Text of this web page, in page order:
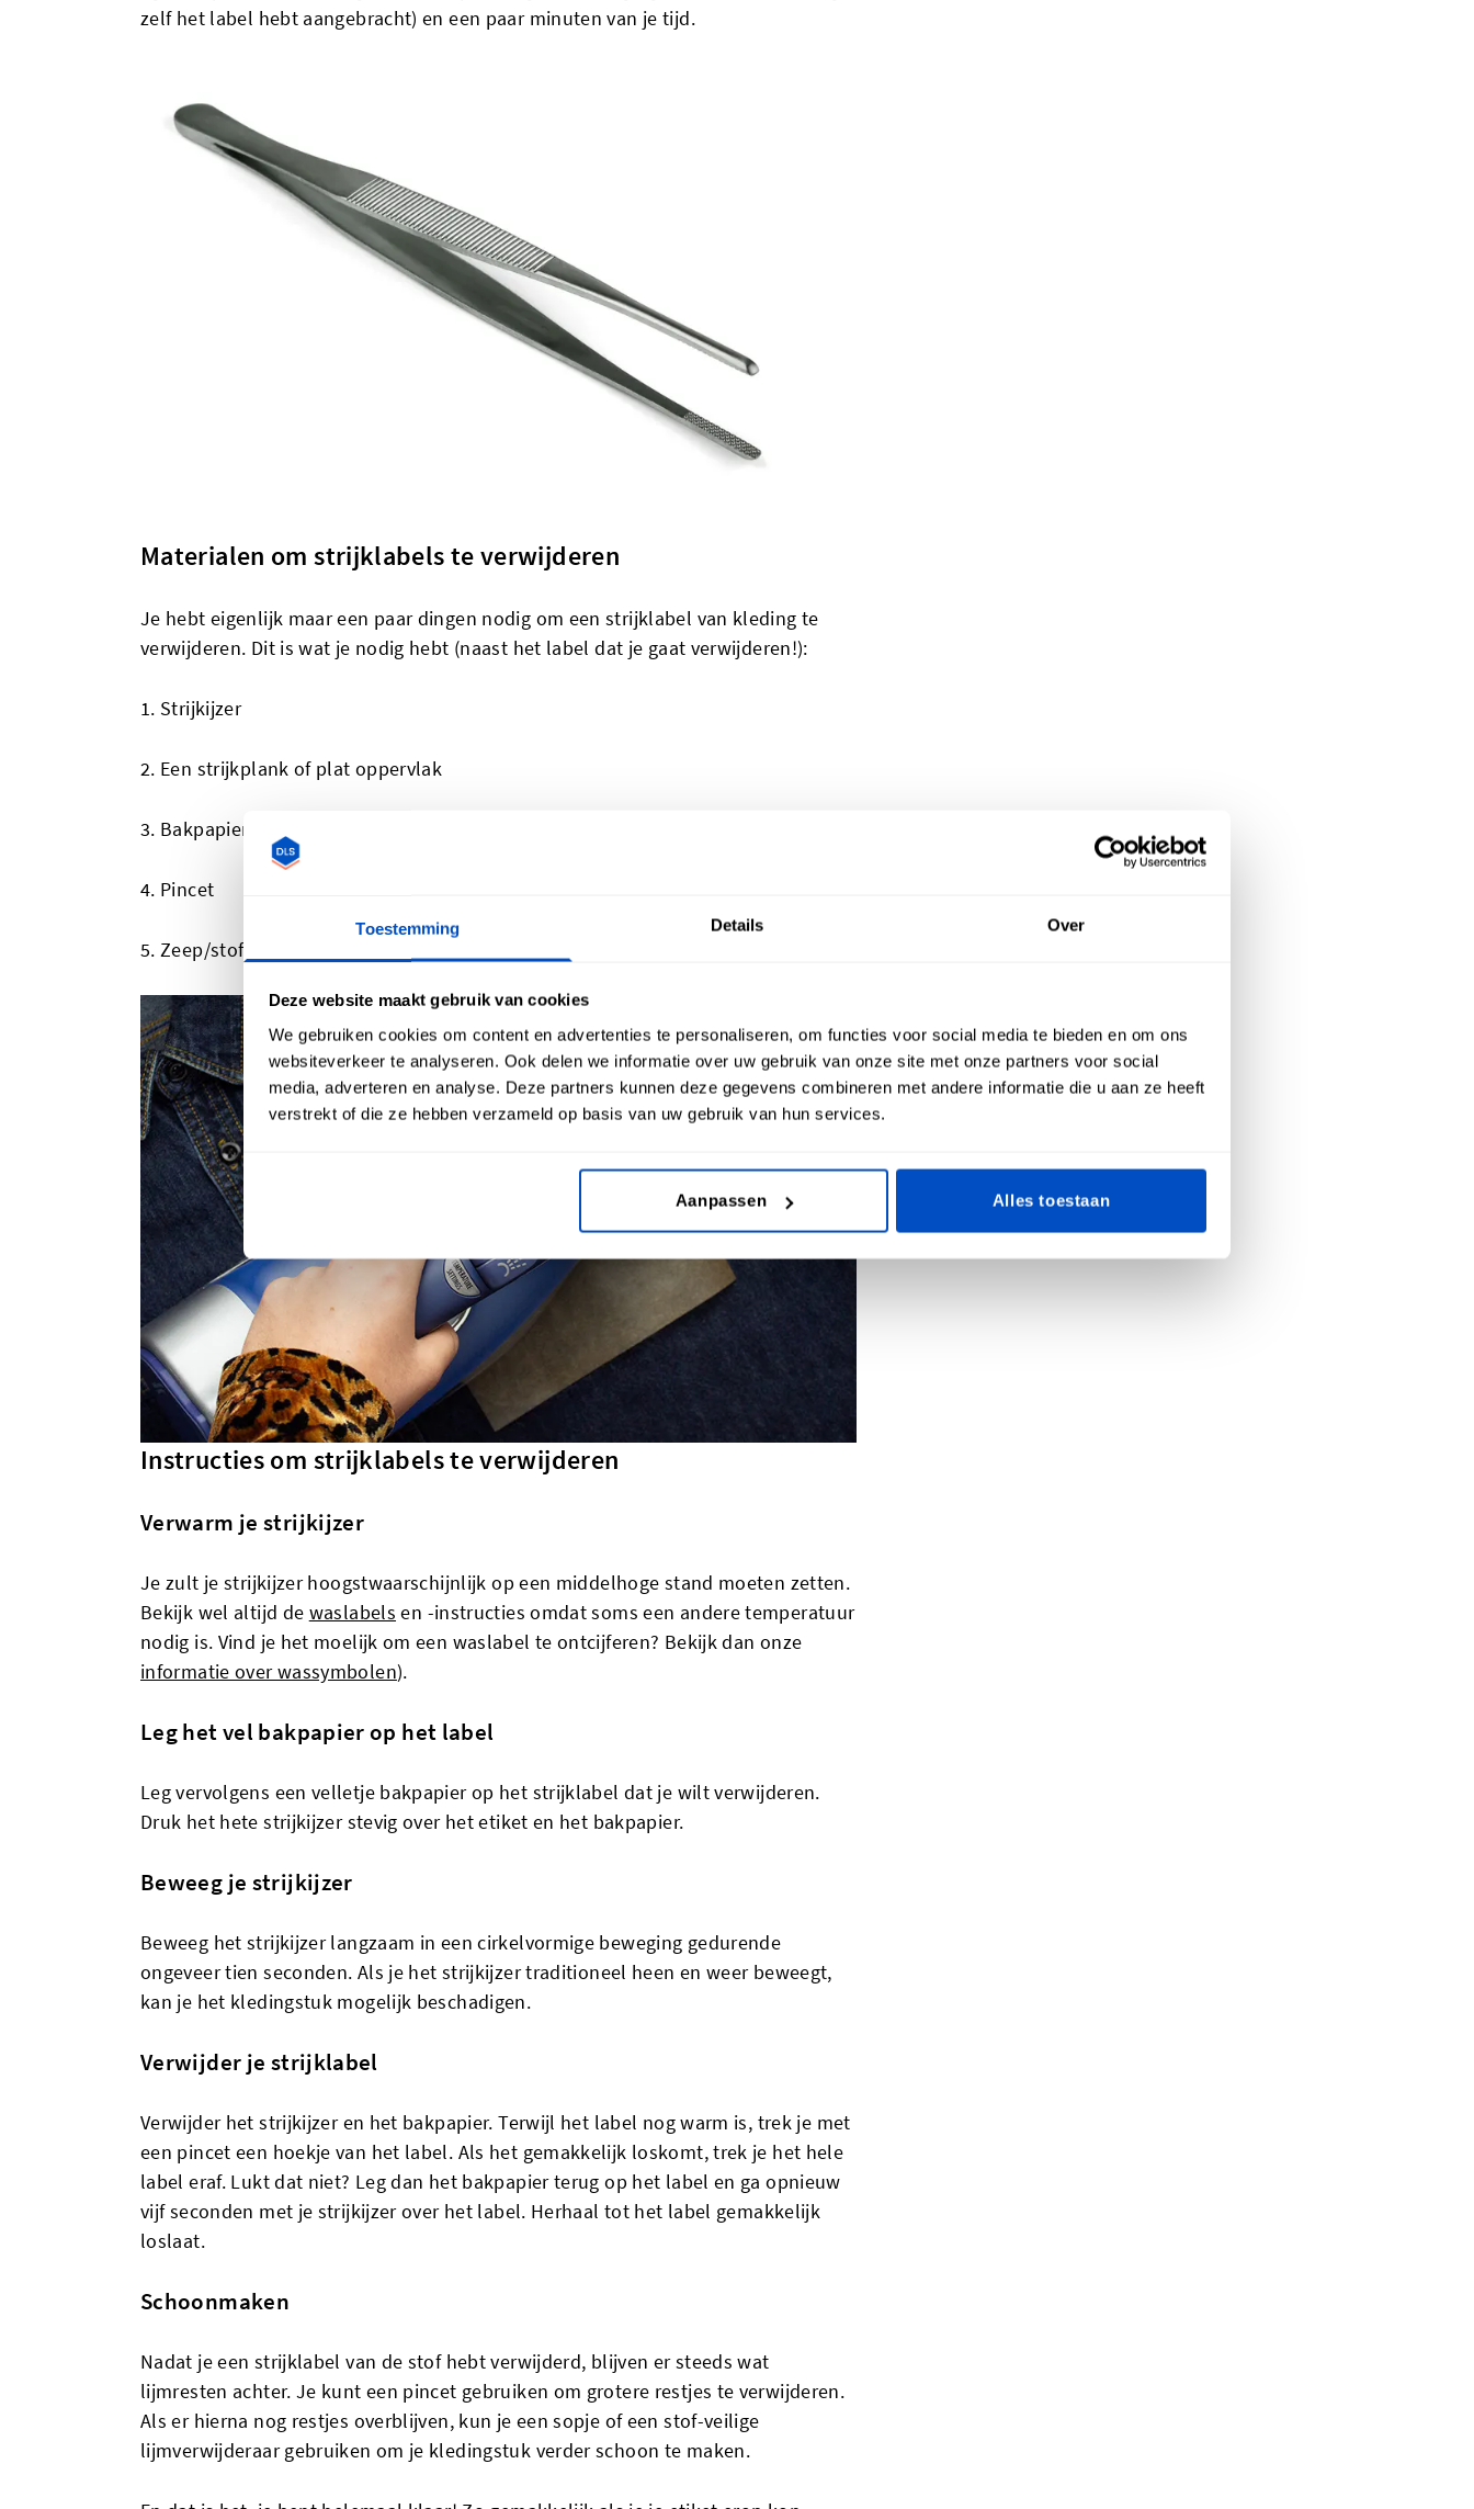
Toestemming Details Over
Deze website maakt gebruik van cookies
We gebruiken cookies om content en advertenties te personaliseren, om functies voor social media te bieden en om ons
websiteverkeer te analyseren. Ook delen we informatie over uw gebruik van onze site met onze partners voor social
media, adverteren en analyse. Deze partners kunnen deze gegevens combineren met andere informatie die u aan ze heeft
verstrekt of die ze hebben verzameld op basis van uw gebruik van hun services.
Aanpassen Alles toestaan
zelf het label hebt aangebracht) en een paar minuten van je tijd.
Materialen om strijklabels te verwijderen
Je hebt eigenlijk maar een paar dingen nodig om een strijklabel van kleding te
verwijderen. Dit is wat je nodig hebt (naast het label dat je gaat verwijderen!):
1. Strijkijzer
2. Een strijkplank of plat oppervlak
3. Bakpapier
4. Pincet
5. Zeep/stofveilige lijmverwijderaar
Instructies om strijklabels te verwijderen
Verwarm je strijkijzer
Je zult je strijkijzer hoogstwaarschijnlijk op een middelhoge stand moeten zetten.
Bekijk wel altijd de waslabels en -instructies omdat soms een andere temperatuur
nodig is. Vind je het moelijk om een waslabel te ontcijferen? Bekijk dan onze
informatie over wassymbolen).
Leg het vel bakpapier op het label
Leg vervolgens een velletje bakpapier op het strijklabel dat je wilt verwijderen.
Druk het hete strijkijzer stevig over het etiket en het bakpapier.
Beweeg je strijkijzer
Beweeg het strijkijzer langzaam in een cirkelvormige beweging gedurende
ongeveer tien seconden. Als je het strijkijzer traditioneel heen en weer beweegt,
kan je het kledingstuk mogelijk beschadigen.
Verwijder je strijklabel
Verwijder het strijkijzer en het bakpapier. Terwijl het label nog warm is, trek je met
een pincet een hoekje van het label. Als het gemakkelijk loskomt, trek je het hele
label eraf. Lukt dat niet? Leg dan het bakpapier terug op het label en ga opnieuw
vijf seconden met je strijkijzer over het label. Herhaal tot het label gemakkelijk
loslaat.
Schoonmaken
Nadat je een strijklabel van de stof hebt verwijderd, blijven er steeds wat
lijmresten achter. Je kunt een pincet gebruiken om grotere restjes te verwijderen.
Als er hierna nog restjes overblijven, kun je een sopje of een stof-veilige
lijmverwijderaar gebruiken om je kledingstuk verder schoon te maken.